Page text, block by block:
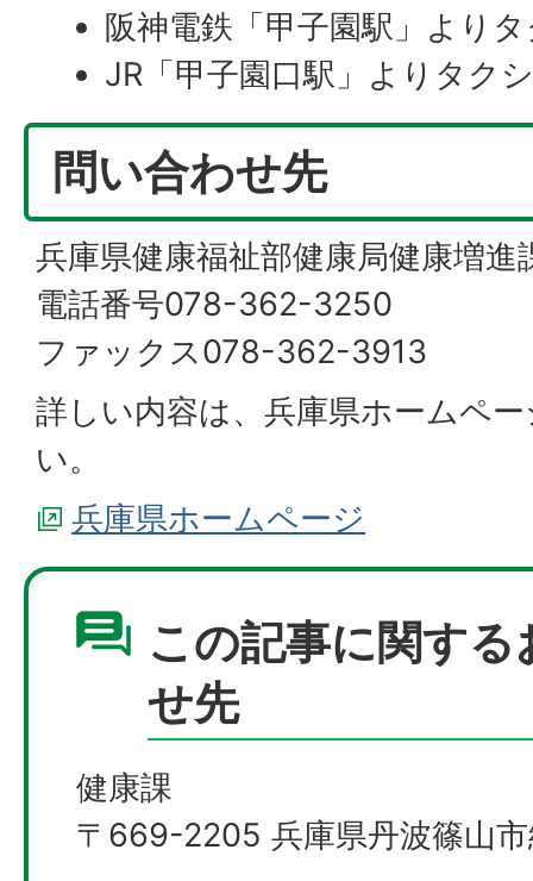
阪神電鉄「甲子園駅」より
JR「甲子園口駅」よりタク
問い合わせ先
兵庫県健康福祉部健康局健康増進
電話番号078-362-3250
ファックス078-362-3913
詳しい内容は、兵庫県ホームペ
い。
兵庫県ホームページ
この記事に関する
せ先
健康課
〒669-2205 兵庫県丹波篠山